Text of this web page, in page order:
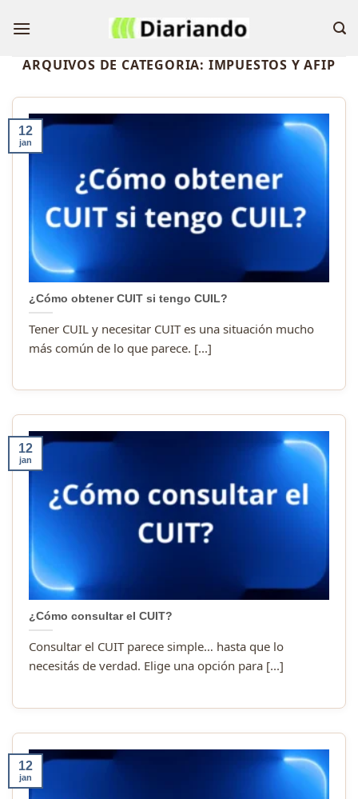
ARQUIVOS DE CATEGORIA: IMPUESTOS Y AFIP
¿Cómo obtener CUIT si tengo CUIL?
Tener CUIL y necesitar CUIT es una situación mucho
más común de lo que parece. [...]
12
jan
¿Cómo consultar el CUIT?
Consultar el CUIT parece simple… hasta que lo
necesitás de verdad. Elige una opción para [...]
12
jan
12
jan